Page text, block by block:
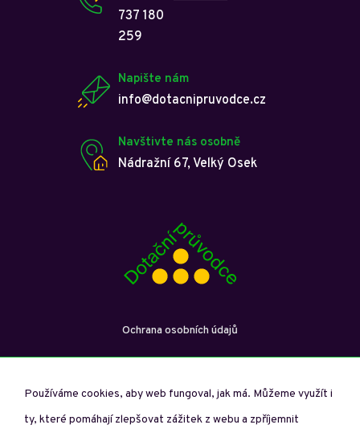
737 180
259
Napište nám
info@dotacnipruvodce.cz
Navštivte nás osobně
Nádražní 67, Velký Osek
Ochrana osobních údajů
Používáme cookies, aby web fungoval, jak má. Můžeme využít i
ty, které pomáhají zlepšovat zážitek z webu a zpříjemnit